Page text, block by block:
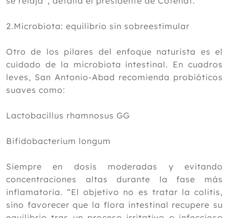
2.Microbiota: equilibrio sin sobreestimular
Otro de los pilares del enfoque naturista es el
cuidado de la microbiota intestinal. En cuadros
leves, San Antonio-Abad recomienda probióticos
suaves como:
Lactobacillus rhamnosus GG
Bifidobacterium longum
Siempre en dosis moderadas y evitando
concentraciones altas durante la fase más
inflamatoria. “El objetivo no es tratar la colitis,
sino favorecer que la flora intestinal recupere su